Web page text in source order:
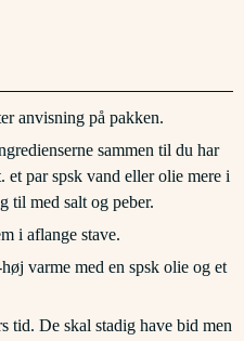
anvisning på pakken.
sammen til du har
et par spsk vand eller olie mere i
til med salt og peber.
i aflange stave.
varme med en spsk olie og et
tid. De skal stadig have bid men